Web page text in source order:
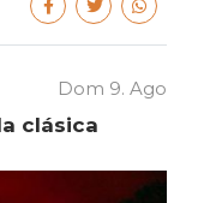
Dom 9. Ago
clásica